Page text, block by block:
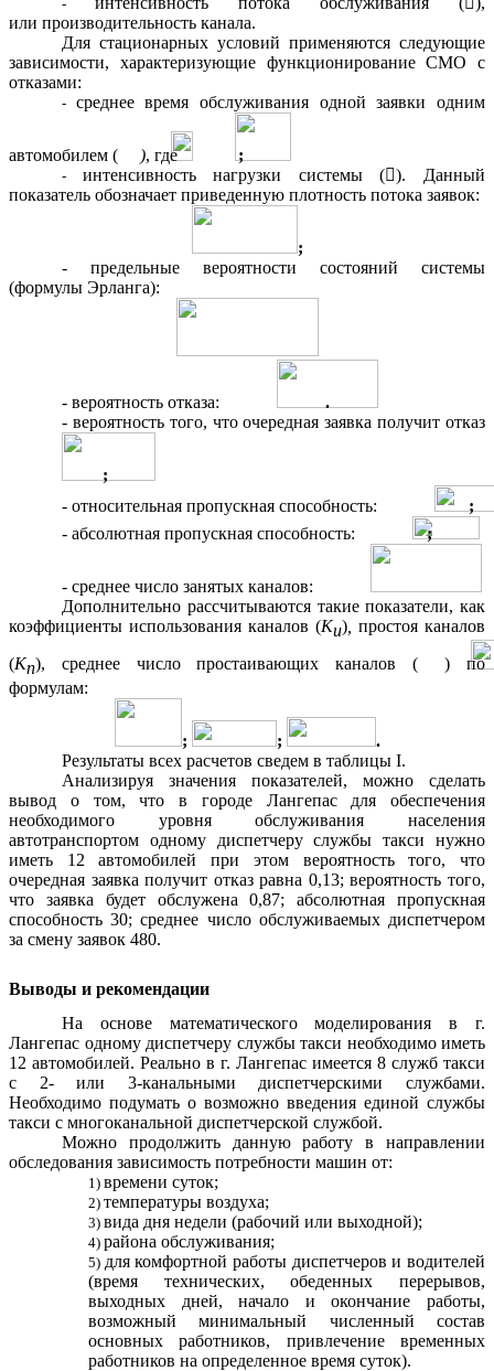
или производительность канала.
Для стационарных условий применяются следующие
зависимости, характеризующие функционирование СМО с
отказами:
среднее время обслуживания одной заявки одним
автомобилем ( ), где
;
интенсивность нагрузки системы (). Данный
показатель обозначает приведенную плотность потока заявок:
;
- предельные вероятности состояний системы
(формулы Эрланга):
- вероятность отказа:
.
- вероятность того, что очередная заявка получит отказ
;
- относительная пропускная способность:
;
- абсолютная пропускная способность:
;
- среднее число занятых каналов:
Дополнительно рассчитываются такие показатели, как
коэффициенты использования каналов (Ки) простоя каналов
(Кп), среднее число простаивающих каналов (
) по
формулам:
; ;
.
Результаты всех расчетов сведем в таблицы I.
Анализируя значения показателей, можно сделать
вывод о том, что в городе Лангепас для обеспечения
необходимого уровня обслуживания населения
автотранспортом одному диспетчеру службы такси нужно
иметь 12 автомобилей при этом вероятность того, что
очередная заявка получит отказ равна 0,13; вероятность того,
что заявка будет обслужена 0,87; абсолютная пропускная
способность 30; среднее число обслуживаемых диспетчером
за смену заявок 480.
Выводы и рекомендации
На основе математического моделирования в г.
Лангепас одному диспетчеру службы такси необходимо иметь
12 автомобилей. Реально в г. Лангепас имеется 8 служб такси
с 2- или 3-канальными диспетчерскими службами.
Необходимо подумать о возможно введения единой службы
такси с многоканальной диспетчерской службой.
Можно продолжить данную работу в направлении
обследования зависимость потребности машин от:
времени суток;
температуры воздуха;
вида дня недели (рабочий или выходной);
района обслуживания;
для комфортной работы диспетчеров и водителей
(время технических, обеденных перерывов,
выходных дней, начало и окончание работы,
возможный минимальный численный состав
основных работников, привлечение временных
работников на определенное время суток).